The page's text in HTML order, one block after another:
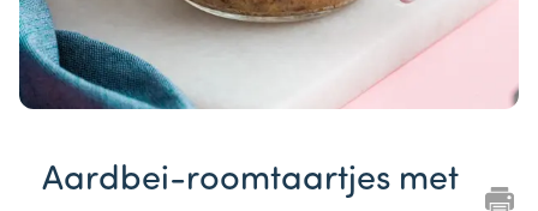
Aardbei-roomtaartjes met